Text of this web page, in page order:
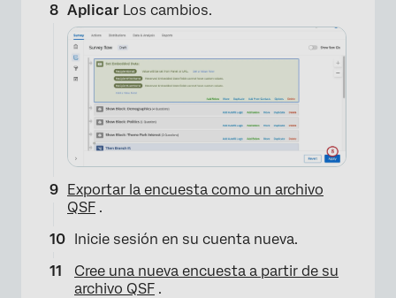
×
Aplicar Los cambios.
Exportar la encuesta como un archivo
QSF .
Inicie sesión en su cuenta nueva.
Cree una nueva encuesta a partir de su
archivo QSF .